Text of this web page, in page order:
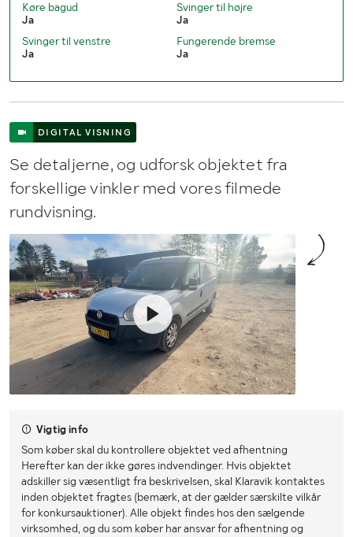
Køre bagud
Ja
Svinger til højre
Ja
Svinger til venstre
Ja
Fungerende bremse
Ja
DIGITAL VISNING
Se detaljerne, og udforsk objektet fra
forskellige vinkler med vores filmede
rundvisning.
Vigtig info
Som køber skal du kontrollere objektet ved afhentning
Herefter kan der ikke gøres indvendinger. Hvis objektet
adskiller sig væsentligt fra beskrivelsen, skal Klaravik kontaktes
inden objektet fragtes (bemærk, at der gælder særskilte vilkår
for konkursauktioner). Alle objekt findes hos den sælgende
virksomhed, og du som køber har ansvar for afhentning og